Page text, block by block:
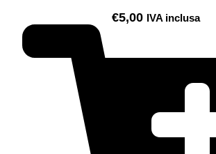
€5,00 IVA inclusa